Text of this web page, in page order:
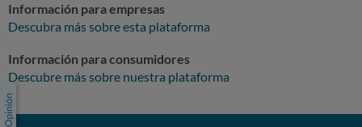
Información para empresas
Descubra más sobre esta plataforma
Información para consumidores
Descubre más sobre nuestra plataforma